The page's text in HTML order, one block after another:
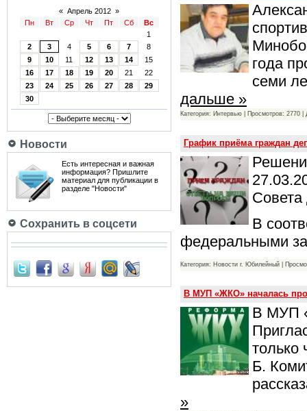
« Апрель 2012 »
Пн
Вт Ср Чт Пт Сб
Вс
1
2
3 4 5 6 7
8
9
10 11 12 13 14
15
16
17 18 19 20 21
22
23
24 25 26 27 28
29
30
Новости
Есть интересная и важная
информация? Пришлите
материал для публикации в
разделе "Новости"
Сохранить в соцсети
года
семи
дальше »
Категория: Интервью | Просмотров: 2770
График приёма граждан
Совета
В
федеральными
Категория: Новости г. Юбилейный |
В МУП «ЖКО» началась
В МУП
только
Б.
»